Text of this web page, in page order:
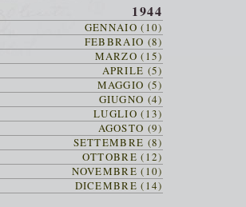
1944
GENNAIO (10)
FEBBRAIO (8)
MARZO (15)
APRILE (5)
MAGGIO (5)
GIUGNO (4)
LUGLIO (13)
AGOSTO (9)
SETTEMBRE (8)
OTTOBRE (12)
NOVEMBRE (10)
DICEMBRE (14)